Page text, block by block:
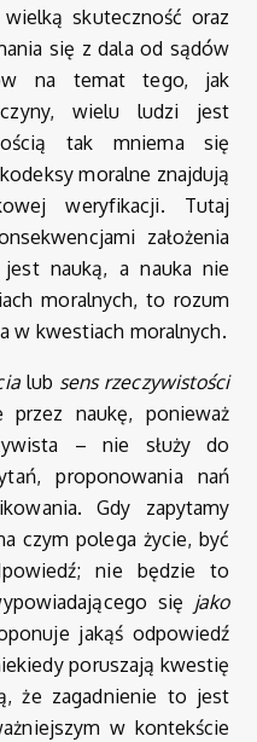
skuteczność oraz
się z dala od sądów
na temat tego, jak
wielu ludzi jest
tak mniema się
moralne znajdują
weryfikacji. Tutaj
założenia
nauką, a nauka nie
moralnych, to rozum
w kwestiach moralnych.
lub sens rzeczywistości
naukę, ponieważ
– nie służy do
proponowania nań
Gdy zapytamy
czym polega życie, być
nie będzie to
się jako
jakąś odpowiedź
poruszają kwestię
że zagadnienie to jest
w kontekście